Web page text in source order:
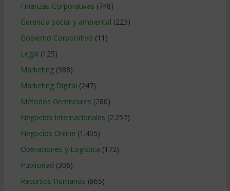
Finanzas Corporativas (748)
Gerencia social y ambiental (223)
Gobierno Corporativo (11)
Legal (125)
Marketing(988)
Marketing Digital (247)
Métodos Gerenciales (280)
Negocios Internacionales (2.257)
Negocios Online (1.405)
Operaciones y Logística (172)
Publicidad (306)
Recursos Humanos (865)